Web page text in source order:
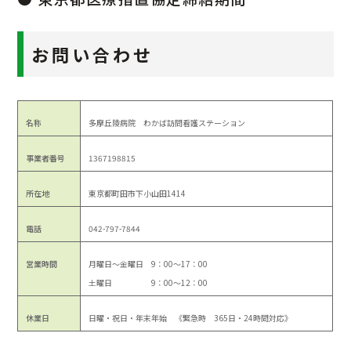
お問い合わせ
名称 多摩丘陵病院 わかば訪問看護ステーション
事業者番号 1367198815
所在地 東京都町田市下小山田1414
電話 042-797-7844
営業時間
月曜日～金曜日 9：00～17：00
土曜日 9：00～12：00
休業日 日曜・祝日・年末年始 《緊急時 365日・24時間対応》